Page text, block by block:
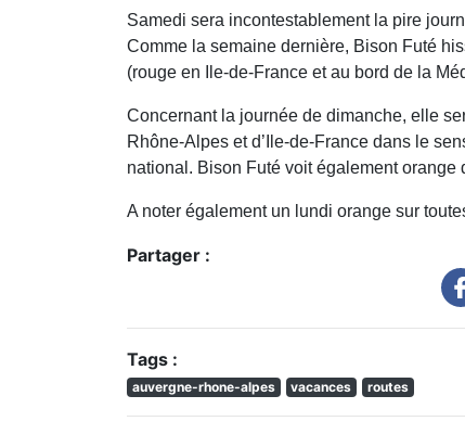
Samedi sera incontestablement la pire
Comme la semaine dernière, Bison Futé
(rouge en Ile-de-France et au bord de la
Concernant la journée de dimanche, elle
Rhône-Alpes et d’Ile-de-France dans le
national. Bison Futé voit également
A noter également un lundi orange sur
Partager :
Tags :
auvergne-rhone-alpes vacances routes